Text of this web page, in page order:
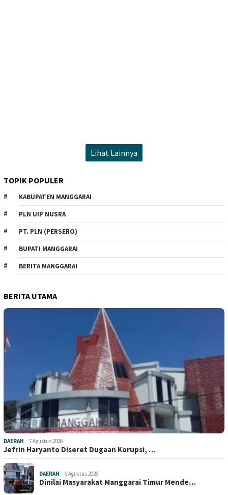
Lihat Lainnya
TOPIK POPULER
KABUPATEN MANGGARAI
PLN UIP NUSRA
PT. PLN (PERSERO)
BUPATI MANGGARAI
BERITA MANGGARAI
BERITA UTAMA
DAERAH 7 Agustus 2026
Jefrin Haryanto Diseret Dugaan Korupsi, …
DAERAH 6 Agustus 2026
Dinilai Masyarakat Manggarai Timur Mende…